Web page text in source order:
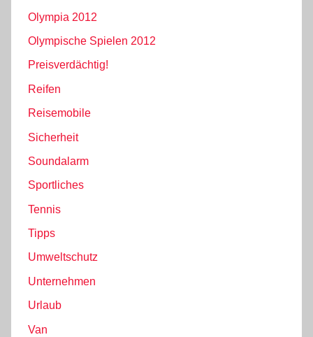
Olympia 2012
Olympische Spielen 2012
Preisverdächtig!
Reifen
Reisemobile
Sicherheit
Soundalarm
Sportliches
Tennis
Tipps
Umweltschutz
Unternehmen
Urlaub
Van